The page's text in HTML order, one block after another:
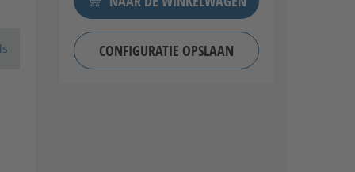
CONFIGURATIE OPSLAAN